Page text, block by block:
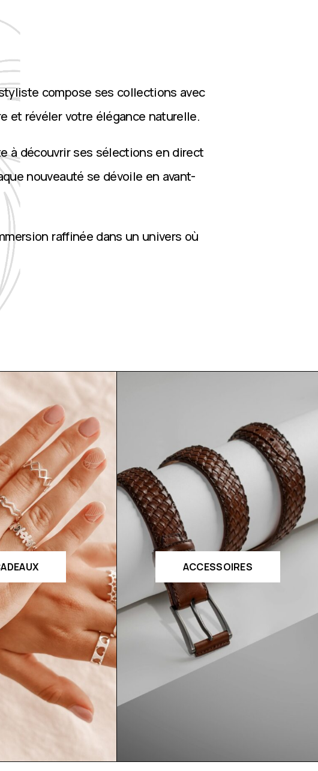
compose ses collections avec
et révéler votre élégance naturelle.
à découvrir ses sélections en direct
nouveauté se dévoile en avant-
raffinée dans un univers où
ACCESSOIRES